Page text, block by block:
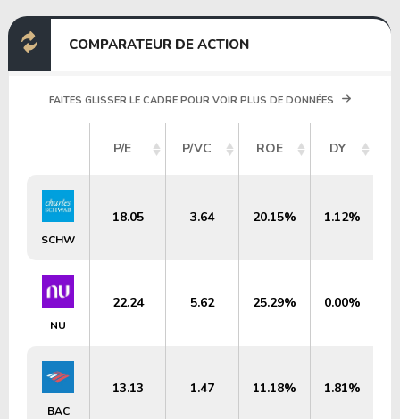
COMPARATEUR DE ACTION
FAITES GLISSER LE CADRE POUR VOIR PLUS DE DONNÉES
P/E P/VC ROE DY
SCHW
18.05 3.64 20.15% 1.12%
NU
22.24 5.62 25.29% 0.00%
BAC
13.13 1.47 11.18% 1.81%